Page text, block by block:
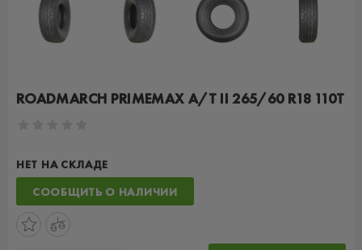
ROADMARCH PRIMEMAX A/T II 265/60 R18 110T
НЕТ НА СКЛАДЕ
СООБЩИТЬ О НАЛИЧИИ